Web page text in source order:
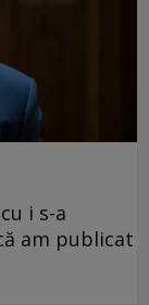
i s-a
am publicat